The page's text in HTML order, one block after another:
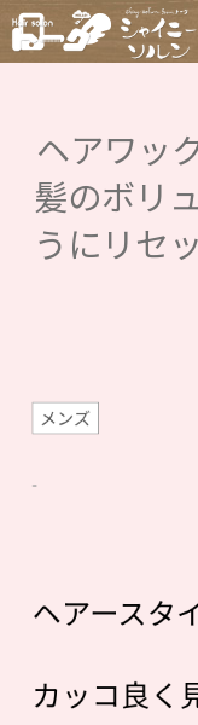
ヘアワッ
髪のボリ
うにリセ
メンズ
ヘアースタ
カッコ良く